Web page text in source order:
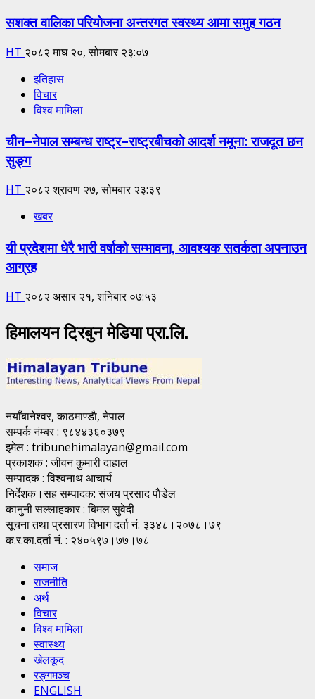
सशक्त वालिका परियोजना अन्तरगत स्वस्थ्य आमा समुह गठन
HT २०८२ माघ २०, सोमबार २३:०७
इतिहास
विचार
विश्व मामिला
चीन–नेपाल सम्बन्ध राष्ट्र–राष्ट्रबीचको आदर्श नमूना: राजदूत छन
सुङ्ग
HT २०८२ श्रावण २७, सोमबार २३:३९
खबर
यी प्रदेशमा धेरै भारी वर्षाको सम्भावना, आवश्यक सतर्कता अपनाउन
आग्रह
HT २०८२ असार २१, शनिबार ०७:५३
हिमालयन ट्रिबुन मेडिया प्रा.लि.
नयाँबानेश्वर, काठमाण्डाै, नेपाल
सम्पर्क नंम्बर : ९८४४३६०३७९
इमेल : tribunehimalayan@gmail.com
प्रकाशक : जीवन कुमारी दाहाल
सम्पादक : विश्वनाथ आचार्य
निर्देशक।सह सम्पादक: संजय प्रसाद पाैडेल
कानुनी सल्लाहकार : बिमल सुवेदी
सूचना तथा प्रसारण विभाग दर्ता नं. ३३४८।२०७८।७९
क.र.का.दर्ता नं. : २४०५९७।७७।७८
समाज
राजनीति
अर्थ
विचार
विश्व मामिला
स्वास्थ्य
खेलकूद
रङ्गमञ्च
ENGLISH